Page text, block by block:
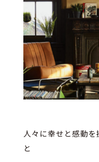
人々に幸せと感動
と